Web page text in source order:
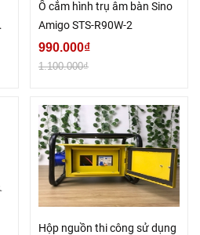
Ổ cắm hình trụ âm bàn Sino
Amigo STS-R90W-2
990.000₫
1.100.000₫
Hộp nguồn thi công sử dụng